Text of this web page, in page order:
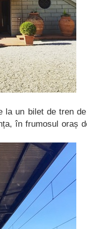
la un bilet de tren
în frumosul oraș